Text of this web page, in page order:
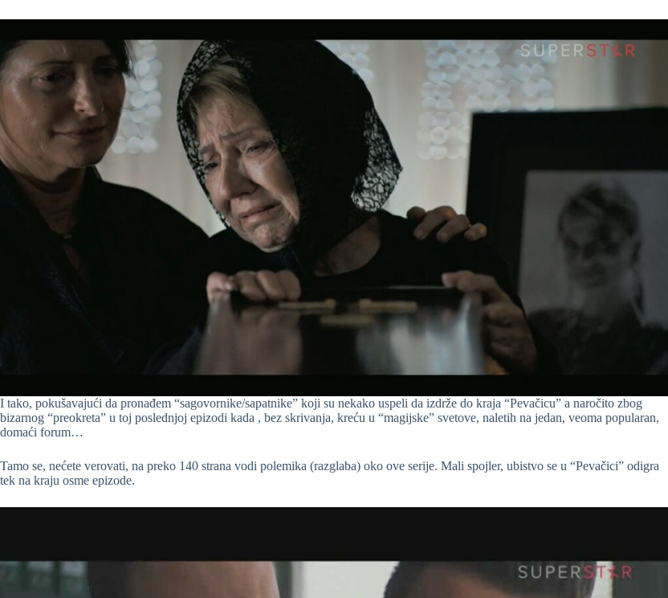
I tako, pokušavajući da pronađem “sagovornike/sapatnike” koji su nekako uspeli da izdrže do kraja “Pevačicu” a naročito zbog
bizarnog “preokreta” u toj poslednjoj epizodi kada , bez skrivanja, kreću u “magijske” svetove, naletih na jedan, veoma popularan,
domaći forum…
Tamo se, nećete verovati, na preko 140 strana vodi polemika (razglaba) oko ove serije. Mali spojler, ubistvo se u “Pevačici” odigra
tek na kraju osme epizode.